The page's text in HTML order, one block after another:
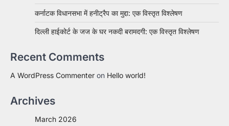
कर्नाटक विधानसभा में हनीट्रैप का मुद्दा: एक विस्तृत विश्लेषण
दिल्ली हाईकोर्ट के जज के घर नकदी बरामदगी: एक विस्तृत विश्लेषण
Recent Comments
A WordPress Commenter on Hello world!
Archives
March 2026